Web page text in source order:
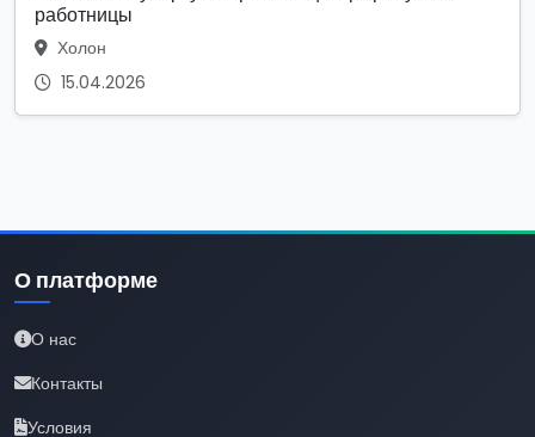
работницы
Холон
15.04.2026
О платформе
О нас
Контакты
Условия